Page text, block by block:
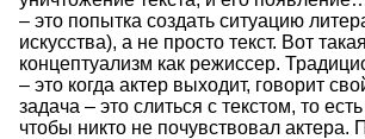
– это попытка создать ситуацию
искусства), а не просто текст. Вот
концептуализм как режиссер.
– это когда актер выходит, говорит
задача – это слиться с текстом, то есть
чтобы никто не почувствовал актера.